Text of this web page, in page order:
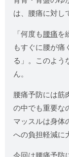
は、腰痛に対し
「何度も腰痛を
もすぐに腰が痛
る」。このよう
ん。
腰痛予防には筋
の中でも重要な
マッスルは身体
への負担軽減に